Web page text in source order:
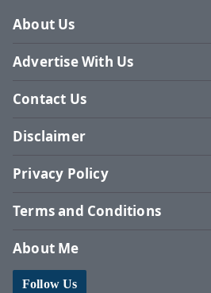
About Us
Advertise With Us
Contact Us
Disclaimer
Privacy Policy
Terms and Conditions
About Me
Follow Us